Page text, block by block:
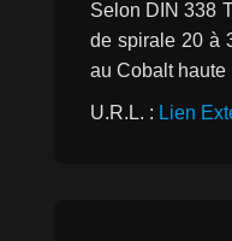
Selon DIN 338
de spirale 20 à
au Cobalt haute
U.R.L. : Lien